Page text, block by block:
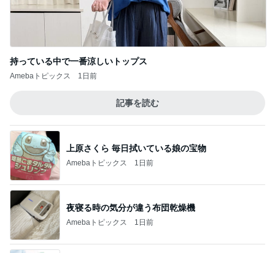
持っている中で一番涼しいトップス
Amebaトピックス 1日前
記事を読む
上原さくら 毎日拭いている娘の宝物
Amebaトピックス 1日前
夜寝る時の気分が違う布団乾燥機
Amebaトピックス 1日前